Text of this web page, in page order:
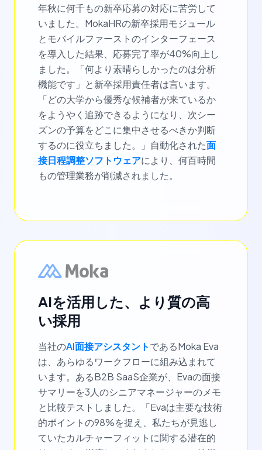
年秋に何千もの新卒応募の対応に苦労して
いました。MokaHRの新卒採用モジュール
とモバイルファーストのインターフェース
を導入した結果、応募完了率が40%向上し
ました。「何より素晴らしかったのは分析
機能です」と新卒採用責任者は言います。
「どの大学から優秀な候補者が来ているか
をようやく追跡できるようになり、次シー
ズンの予算をどこに集中させるべきか判断
するのに役立ちました。」自動化された面
接日程調整ソフトウェアにより、何百時間
もの管理業務が削減されました。
AIを活用した、より質の高
い採用
当社のAI面接アシスタントであるMoka Eva
は、あらゆるワークフローに組み込まれて
います。あるB2B SaaS企業が、Evaの面接
サマリーを3人のシニアマネージャーのメモ
と比較テストしました。「Evaは主要な技術
的ポイントの98%を捉え、私たちが見逃し
ていたカルチャーフィットに関する潜在的